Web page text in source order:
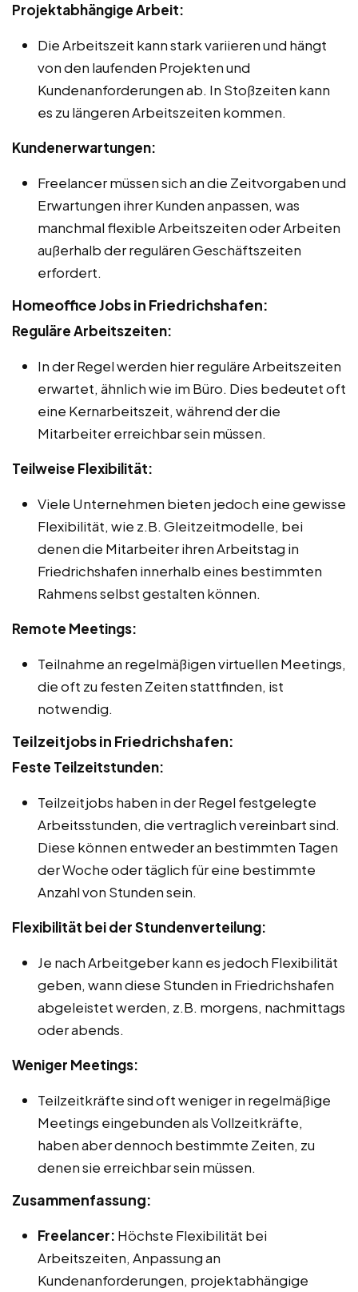
Projektabhängige Arbeit:
Die Arbeitszeit kann stark variieren und hängt
von den laufenden Projekten und
Kundenanforderungen ab. In Stoßzeiten kann
es zu längeren Arbeitszeiten kommen.
Kundenerwartungen:
Freelancer müssen sich an die Zeitvorgaben und
Erwartungen ihrer Kunden anpassen, was
manchmal flexible Arbeitszeiten oder Arbeiten
außerhalb der regulären Geschäftszeiten
erfordert.
Homeoffice Jobs in Friedrichshafen:
Reguläre Arbeitszeiten:
In der Regel werden hier reguläre Arbeitszeiten
erwartet, ähnlich wie im Büro. Dies bedeutet oft
eine Kernarbeitszeit, während der die
Mitarbeiter erreichbar sein müssen.
Teilweise Flexibilität:
Viele Unternehmen bieten jedoch eine gewisse
Flexibilität, wie z.B. Gleitzeitmodelle, bei
denen die Mitarbeiter ihren Arbeitstag in
Friedrichshafen innerhalb eines bestimmten
Rahmens selbst gestalten können.
Remote Meetings:
Teilnahme an regelmäßigen virtuellen Meetings,
die oft zu festen Zeiten stattfinden, ist
notwendig.
Teilzeitjobs in Friedrichshafen:
Feste Teilzeitstunden:
Teilzeitjobs haben in der Regel festgelegte
Arbeitsstunden, die vertraglich vereinbart sind.
Diese können entweder an bestimmten Tagen
der Woche oder täglich für eine bestimmte
Anzahl von Stunden sein.
Flexibilität bei der Stundenverteilung:
Je nach Arbeitgeber kann es jedoch Flexibilität
geben, wann diese Stunden in Friedrichshafen
abgeleistet werden, z.B. morgens, nachmittags
oder abends.
Weniger Meetings:
Teilzeitkräfte sind oft weniger in regelmäßige
Meetings eingebunden als Vollzeitkräfte,
haben aber dennoch bestimmte Zeiten, zu
denen sie erreichbar sein müssen.
Zusammenfassung:
Freelancer: Höchste Flexibilität bei
Arbeitszeiten, Anpassung an
Kundenanforderungen, projektabhängige